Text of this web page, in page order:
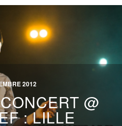
2012
@
: LILLE